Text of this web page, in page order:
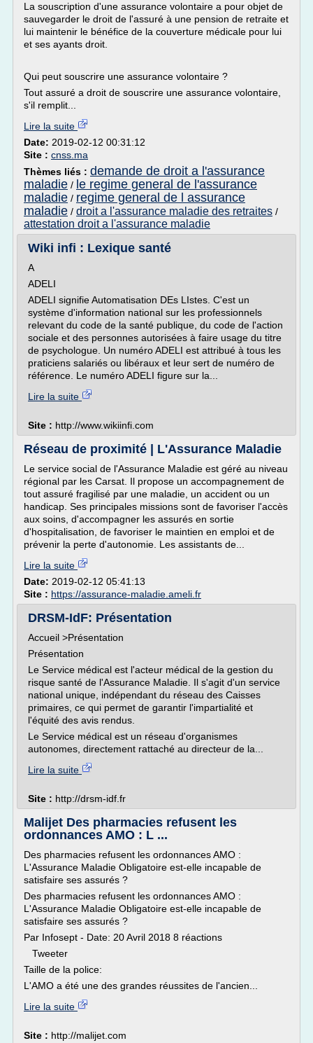
La souscription d'une assurance volontaire a pour objet de
sauvegarder le droit de l'assuré à une pension de retraite et
lui maintenir le bénéfice de la couverture médicale pour lui
et ses ayants droit.
Qui peut souscrire une assurance volontaire ?
Tout assuré a droit de souscrire une assurance volontaire,
s'il remplit...
Lire la suite
Date: 2019-02-12 00:31:12
Site : cnss.ma
Thèmes liés : demande de droit a l'assurance
maladie / le regime general de l'assurance
maladie / regime general de l assurance
maladie / droit a l'assurance maladie des retraites /
attestation droit a l'assurance maladie
Wiki infi : Lexique santé
A
ADELI
ADELI signifie Automatisation DEs LIstes. C'est un
système d'information national sur les professionnels
relevant du code de la santé publique, du code de l'action
sociale et des personnes autorisées à faire usage du titre
de psychologue. Un numéro ADELI est attribué à tous les
praticiens salariés ou libéraux et leur sert de numéro de
référence. Le numéro ADELI figure sur la...
Lire la suite
Site : http://www.wikiinfi.com
Réseau de proximité | L'Assurance Maladie
Le service social de l'Assurance Maladie est géré au niveau
régional par les Carsat. Il propose un accompagnement de
tout assuré fragilisé par une maladie, un accident ou un
handicap. Ses principales missions sont de favoriser l'accès
aux soins, d'accompagner les assurés en sortie
d'hospitalisation, de favoriser le maintien en emploi et de
prévenir la perte d'autonomie. Les assistants de...
Lire la suite
Date: 2019-02-12 05:41:13
Site : https://assurance-maladie.ameli.fr
DRSM-IdF: Présentation
Accueil >Présentation
Présentation
Le Service médical est l'acteur médical de la gestion du
risque santé de l'Assurance Maladie. Il s'agit d'un service
national unique, indépendant du réseau des Caisses
primaires, ce qui permet de garantir l'impartialité et
l'équité des avis rendus.
Le Service médical est un réseau d'organismes
autonomes, directement rattaché au directeur de la...
Lire la suite
Site : http://drsm-idf.fr
Malijet Des pharmacies refusent les
ordonnances AMO : L ...
Des pharmacies refusent les ordonnances AMO :
L'Assurance Maladie Obligatoire est-elle incapable de
satisfaire ses assurés ?
Des pharmacies refusent les ordonnances AMO :
L'Assurance Maladie Obligatoire est-elle incapable de
satisfaire ses assurés ?
Par Infosept - Date: 20 Avril 2018 8 réactions
Tweeter
Taille de la police:
L'AMO a été une des grandes réussites de l'ancien...
Lire la suite
Site : http://malijet.com